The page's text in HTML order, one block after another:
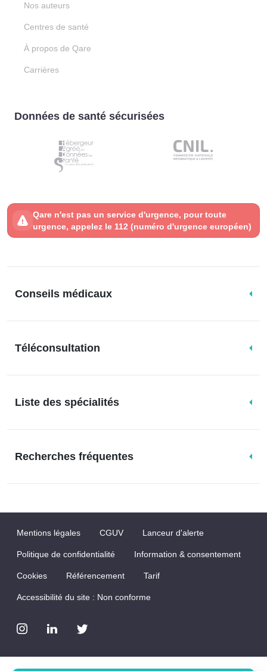
Nos auteurs
Centres de santé
À propos de Qare
Carrières
Données de santé sécurisées
Qare n'est pas un service d'urgence, pour toute
urgence, appelez le 112 (numéro d'urgence européen)
Conseils médicaux
Téléconsultation
Liste des spécialités
Recherches fréquentes
Mentions légales CGUV Lanceur d'alerte
Politique de confidentialité Information & consentement
Cookies Référencement Tarif
Accessibilité du site : Non conforme